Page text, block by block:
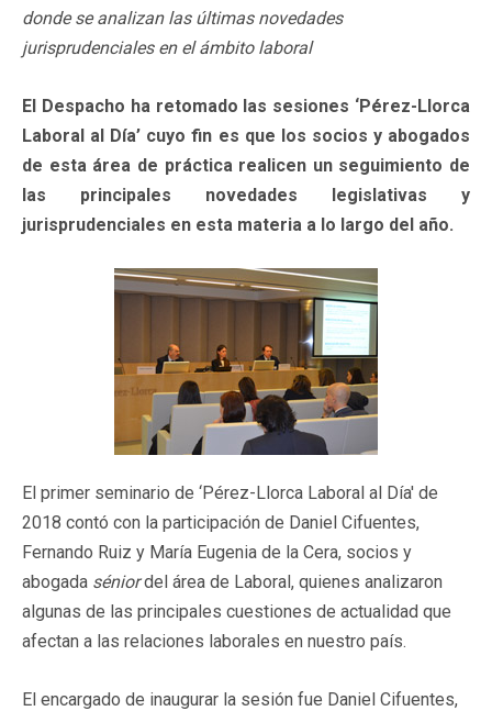
donde se analizan las últimas novedades
jurisprudenciales en el ámbito laboral
El Despacho ha retomado las sesiones ‘Pérez-Llorca
Laboral al Día’ cuyo fin es que los socios y abogados
de esta área de práctica realicen un seguimiento de
las principales novedades legislativas y
jurisprudenciales en esta materia a lo largo del año.
El primer seminario de ‘Pérez-Llorca Laboral al Día' de
2018 contó con la participación de Daniel Cifuentes,
Fernando Ruiz y María Eugenia de la Cera, socios y
abogada séniordel área de Laboral, quienes analizaron
algunas de las principales cuestiones de actualidad que
afectan a las relaciones laborales en nuestro país.
El encargado de inaugurar la sesión fue Daniel Cifuentes,